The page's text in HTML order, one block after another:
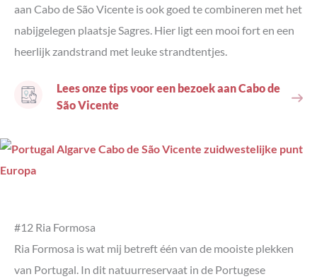
aan Cabo de São Vicente is ook goed te combineren met het
nabijgelegen plaatsje Sagres. Hier ligt een mooi fort en een
heerlijk zandstrand met leuke strandtentjes.
Lees onze tips voor een bezoek aan Cabo de
São Vicente
#12 Ria Formosa
Ria Formosa is wat mij betreft één van de mooiste plekken
van Portugal. In dit natuurreservaat in de Portugese